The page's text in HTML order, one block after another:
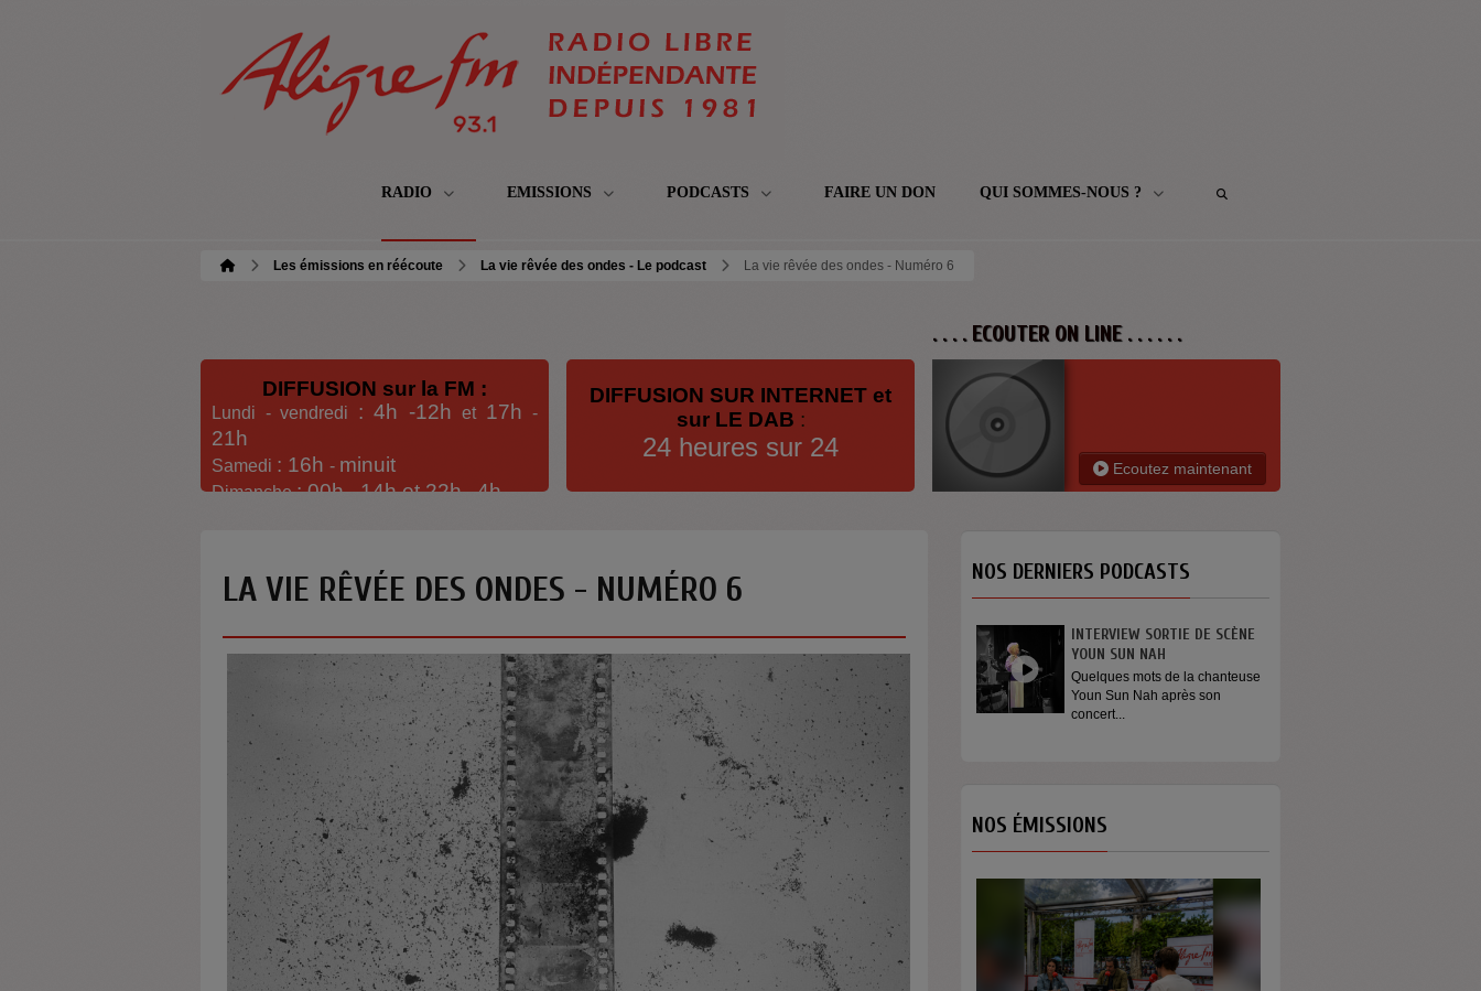
RADIO EMISSIONS PODCASTS FAIRE UN DON QUI SOMMES-NOUS ?
Les émissions en réécoute La vie rêvée des ondes - Le podcast La vie rêvée des ondes - Numéro 6
DIFFUSION sur la FM :
Lundi - vendredi : 4h -12h et 17h -
21h
Samedi : 16h - minuit
Dimanche: 00h -14h et 22h-4h
DIFFUSION SUR INTERNET et
sur LE DAB :
24 heures sur 24
. . . . ECOUTER ON LINE . . . . . .
Ecoutez maintenant
LA VIE RÊVÉE DES ONDES - NUMÉRO 6 NOS DERNIERS PODCASTS
INTERVIEW SORTIE DE SCÈNE
YOUN SUN NAH
Quelques mots de la chanteuse
Youn Sun Nah après son
concert...
NOS ÉMISSIONS